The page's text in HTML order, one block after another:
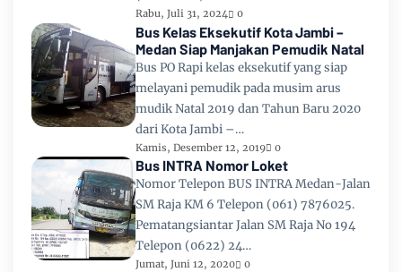
Rabu, Juli 31, 2024 0
Bus Kelas Eksekutif Kota Jambi –
Medan Siap Manjakan Pemudik Natal
Bus PO Rapi kelas eksekutif yang siap
melayani pemudik pada musim arus
mudik Natal 2019 dan Tahun Baru 2020
dari Kota Jambi –…
Kamis, Desember 12, 2019 0
Bus INTRA Nomor Loket
Nomor Telepon BUS INTRA Medan-Jalan
SM Raja KM 6 Telepon (061) 7876025.
Pematangsiantar Jalan SM Raja No 194
Telepon (0622) 24…
Jumat, Juni 12, 2020 0